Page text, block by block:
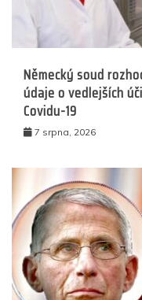
Německý soud
údaje o vedlejších
Covidu-19
7 srpna, 2026